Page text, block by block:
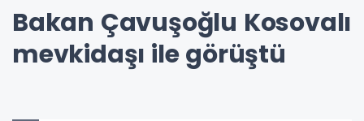
Bakan Çavuşoğlu Kosovalı
mevkidaşı ile görüştü